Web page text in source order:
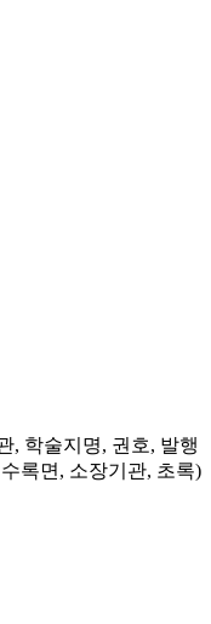
, 학술지명, 권호, 발행
록면, 소장기관, 초록)